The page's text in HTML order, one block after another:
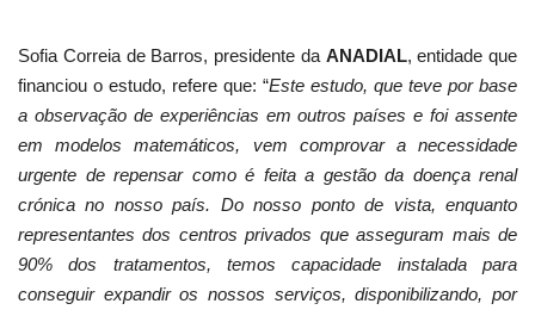
Sofia Correia de Barros, presidente da ANADIAL, entidade que
financiou o estudo, refere que: “Este estudo, que teve por base
a observação de experiências em outros países e foi assente
em modelos matemáticos, vem comprovar a necessidade
urgente de repensar como é feita a gestão da doença renal
crónica no nosso país. Do nosso ponto de vista, enquanto
representantes dos centros privados que asseguram mais de
90% dos tratamentos, temos capacidade instalada para
conseguir expandir os nossos serviços, disponibilizando, por